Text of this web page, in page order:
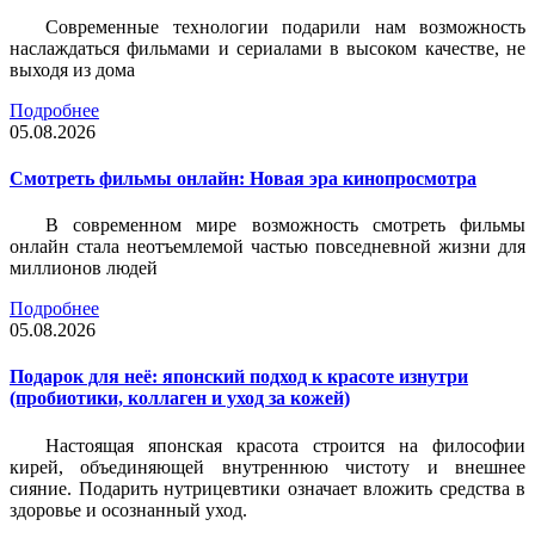
Современные технологии подарили нам возможность
наслаждаться фильмами и сериалами в высоком качестве, не
выходя из дома
Подробнее
05.08.2026
Смотреть фильмы онлайн: Новая эра кинопросмотра
В современном мире возможность смотреть фильмы
онлайн стала неотъемлемой частью повседневной жизни для
миллионов людей
Подробнее
05.08.2026
Подарок для неё: японский подход к красоте изнутри
(пробиотики, коллаген и уход за кожей)
Настоящая японская красота строится на философии
кирей, объединяющей внутреннюю чистоту и внешнее
сияние. Подарить нутрицевтики означает вложить средства в
здоровье и осознанный уход.